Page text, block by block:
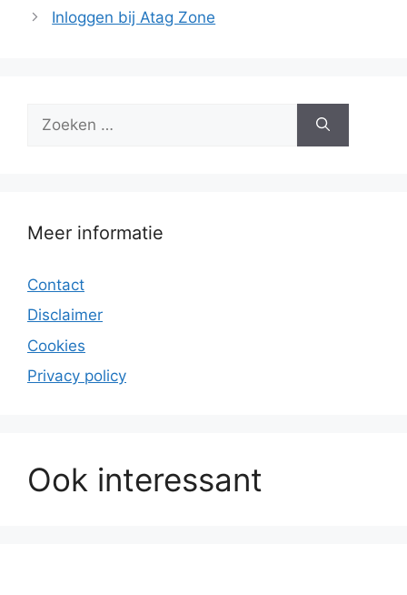
Inloggen bij Atag Zone
naar:
Meer informatie
Contact
Disclaimer
Cookies
Privacy policy
Ook interessant